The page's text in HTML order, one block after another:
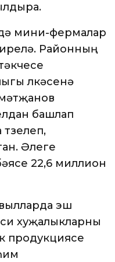
мини-фермалар
Районның
өлкәсенә
башлап
Әлеге
22,6 миллион
эш
хуҗалыкларны
продукциясе